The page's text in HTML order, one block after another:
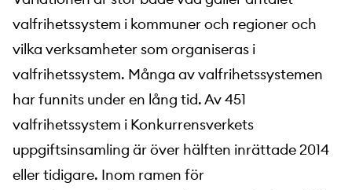
valfrihetssystem i kommuner och regioner och
vilka verksamheter som organiseras i
valfrihetssystem. Många av valfrihetssystemen
har funnits under en lång tid. Av 451
valfrihetssystem i Konkurrensverkets
uppgiftsinsamling är över hälften inrättade 2014
eller tidigare. Inom ramen för